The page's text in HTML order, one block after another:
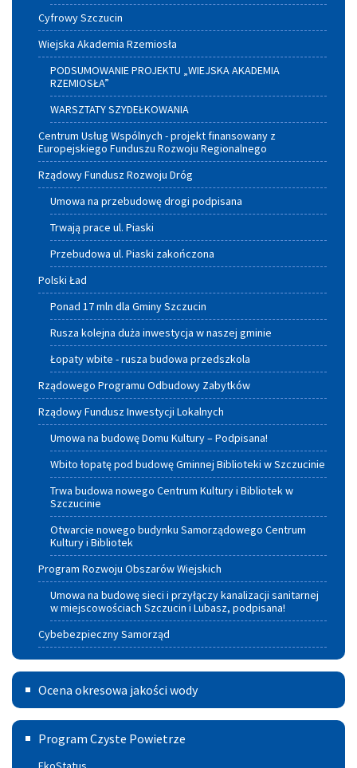
Cyfrowy Szczucin
Wiejska Akademia Rzemiosła
PODSUMOWANIE PROJEKTU „WIEJSKA AKADEMIA
RZEMIOSŁA”
WARSZTATY SZYDEŁKOWANIA
Centrum Usług Wspólnych - projekt finansowany z
Europejskiego Funduszu Rozwoju Regionalnego
Rządowy Fundusz Rozwoju Dróg
Umowa na przebudowę drogi podpisana
Trwają prace ul. Piaski
Przebudowa ul. Piaski zakończona
Polski Ład
Ponad 17 mln dla Gminy Szczucin
Rusza kolejna duża inwestycja w naszej gminie
Łopaty wbite - rusza budowa przedszkola
Rządowego Programu Odbudowy Zabytków
Rządowy Fundusz Inwestycji Lokalnych
Umowa na budowę Domu Kultury – Podpisana!
Wbito łopatę pod budowę Gminnej Biblioteki w Szczucinie
Trwa budowa nowego Centrum Kultury i Bibliotek w
Szczucinie
Otwarcie nowego budynku Samorządowego Centrum
Kultury i Bibliotek
Program Rozwoju Obszarów Wiejskich
Umowa na budowę sieci i przyłączy kanalizacji sanitarnej
w miejscowościach Szczucin i Lubasz, podpisana!
Cybebezpieczny Samorząd
Ocena
okresowa
jakości
wody
Ocena okresowa jakości wody
Program
czyste
Program Czyste Powietrze